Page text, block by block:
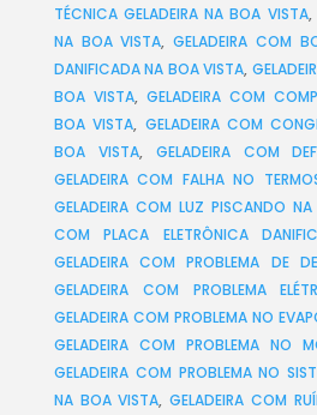
TÉCNICA GELADEIRA NA BOA VISTA,
NA BOA VISTA,GELADEIRA COM
DANIFICADA NA BOA VISTA,
BOA VISTA, GELADEIRA COM
BOA VISTA, GELADEIRA COM
BOA VISTA, GELADEIRA COM
GELADEIRA COM FALHA NO
GELADEIRA COM LUZ PISCANDO
COM PLACA ELETRÔNICA
GELADEIRA COM PROBLEMA DE
GELADEIRA COM PROBLEMA
GELADEIRA COM PROBLEMA NO
GELADEIRA COM PROBLEMA NO
GELADEIRA COM PROBLEMA NO
NA BOA VISTA,GELADEIRA COM